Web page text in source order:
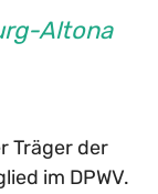
Altona
Träger der
im DPWV.